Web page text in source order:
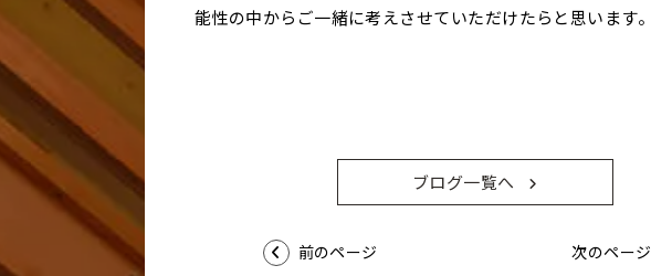
能性の中からご一緒に考えさせていただけたらと思います。
ブログ一覧へ
前のページ 次のページ